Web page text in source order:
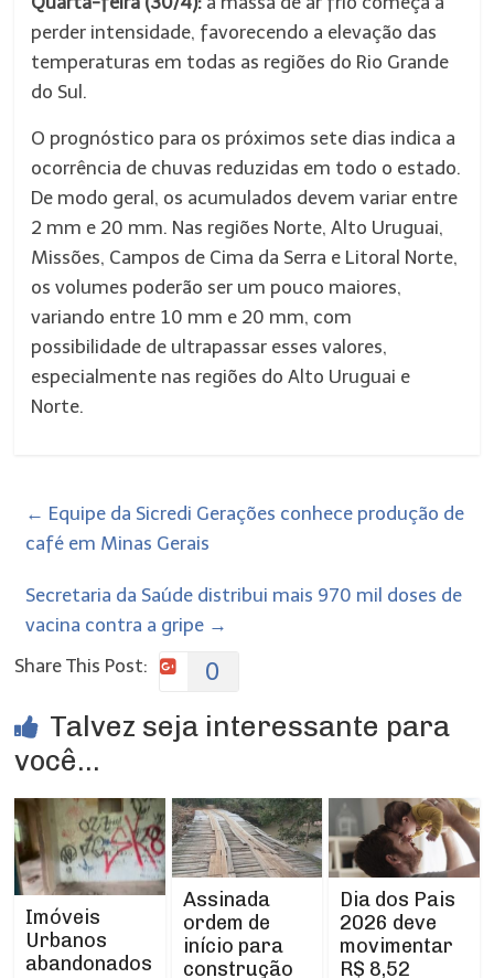
perder intensidade, favorecendo a elevação das
temperaturas em todas as regiões do Rio Grande
do Sul.
O prognóstico para os próximos sete dias indica a
ocorrência de chuvas reduzidas em todo o estado.
De modo geral, os acumulados devem variar entre
2 mm e 20 mm. Nas regiões Norte, Alto Uruguai,
Missões, Campos de Cima da Serra e Litoral Norte,
os volumes poderão ser um pouco maiores,
variando entre 10 mm e 20 mm, com
possibilidade de ultrapassar esses valores,
especialmente nas regiões do Alto Uruguai e
Norte.
← Equipe da Sicredi Gerações conhece produção de
café em Minas Gerais
Secretaria da Saúde distribui mais 970 mil doses de
vacina contra a gripe →
Share This Post:
0
Talvez seja interessante para
você...
Imóveis
Urbanos
abandonados
Assinada
ordem de
início para
construção
Dia dos Pais
2026 deve
movimentar
R$ 8,52